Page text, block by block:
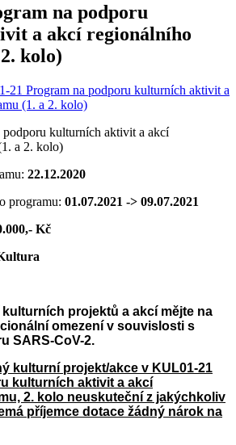
na podporu
a akcí regionálního
kolo)
21 Program na podporu kulturních aktivit a
(1. a 2. kolo)
kulturních aktivit a akcí
a 2. kolo)
22.12.2020
programu: 01.07.2021 -> 09.07.2021
Kč
projektů a akcí mějte na
omezení v souvislosti s
SARS-CoV-2.
kulturní projekt/akce v KUL01-21
kulturních aktivit a akcí
2. kolo neuskuteční z jakýchkoliv
příjemce dotace žádný nárok na